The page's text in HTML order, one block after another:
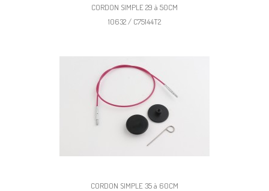
CORDON SIMPLE 29 à 50CM
10632 / C75144T2
CORDON SIMPLE 35 à 60CM